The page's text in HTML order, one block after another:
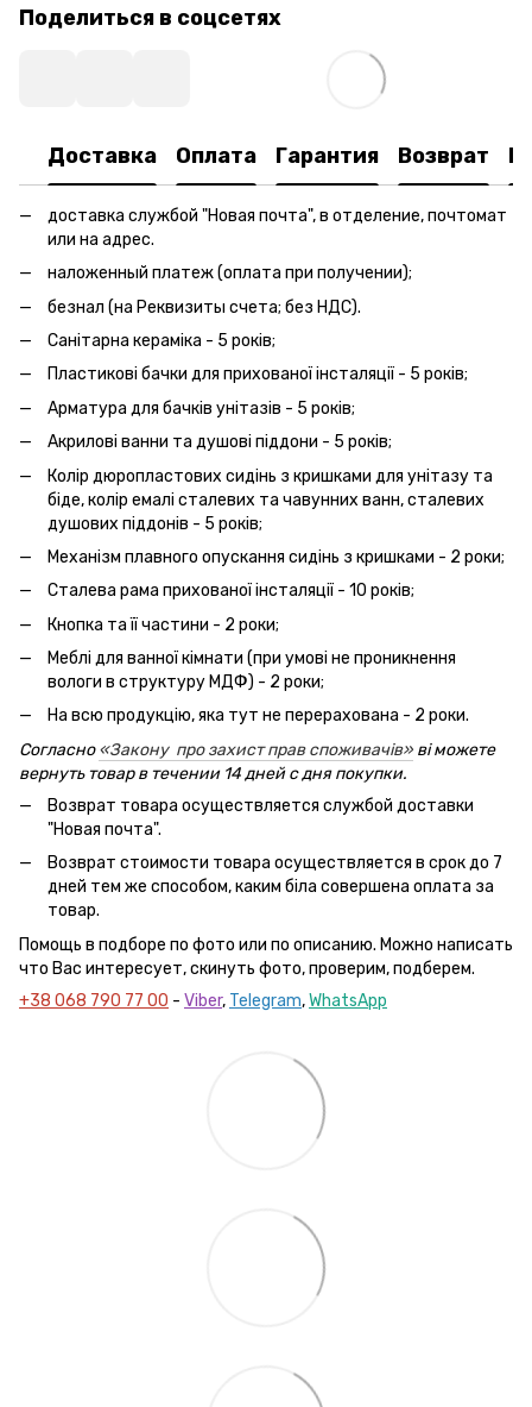
Поделиться в соцсетях
Доставка Оплата Гарантия Возврат
доставка службой "Новая почта", в отделение, почтомат
или на адрес.
наложенный платеж (оплата при получении);
безнал (на Реквизиты счета; без НДС).
Санітарна кераміка - 5 років;
Пластикові бачки для прихованої інсталяції - 5 років;
Арматура для бачків унітазів - 5 років;
Акрилові ванни та душові піддони - 5 років;
Колір дюропластових сидінь з кришками для унітазу та
біде, колір емалі сталевих та чавунних ванн, сталевих
душових піддонів - 5 років;
Механізм плавного опускання сидінь з кришками - 2 роки;
Сталева рама прихованої інсталяції - 10 років;
Кнопка та її частини - 2 роки;
Меблі для ванної кімнати (при умові не проникнення
вологи в структуру МДФ) - 2 роки;
На всю продукцію, яка тут не перерахована - 2 роки.
Согласно«Закону про захист прав споживачів» ві можете
вернуть товар в течении 14 дней с дня покупки.
Возврат товара осуществляется службой доставки
"Новая почта".
Возврат стоимости товара осуществляется в срок до 7
дней тем же способом, каким біла совершена оплата за
товар.
Помощь в подборе по фото или по описанию. Можно написать
что Вас интересует, скинуть фото, проверим, подберем.
+38 068 790 77 00 - Viber, Telegram,WhatsApp